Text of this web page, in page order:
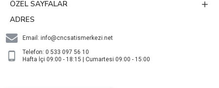
ÖZEL SAYFALAR
ADRES
Email: info@cncsatismerkezi.net
Telefon: 0 533 097 56 10
Hafta İçi 09:00 - 18:15 | Cumartesi 09:00 - 15:00